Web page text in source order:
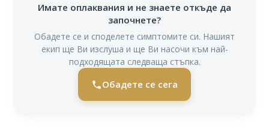
Имате оплаквания и не знаете откъде да
започнете?
Обадете се и споделете симптомите си. Нашият
екип ще Ви изслуша и ще Ви насочи към най-
подходящата следваща стъпка.
Обадете се сега